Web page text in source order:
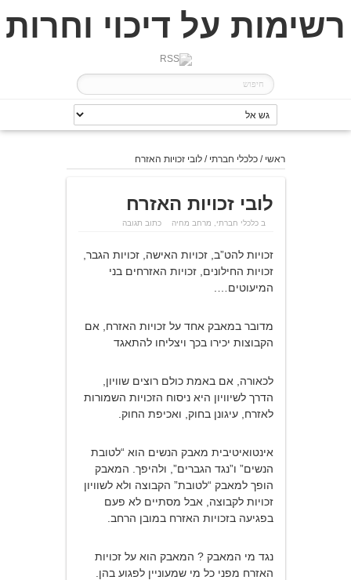
רשימות על דיכוי וחרות
ראשי /כלכלי חברתי /לובי זכויות האזרח
לובי זכויות האזרח
בכלכלי חברתי מרחב מחיה כתוב תגובה
זכויות להט”ב, זכויות האישה, זכויות הגבר,
זכויות החילונים, זכויות האזרחים בני
המיעוטים….
מדובר במאבק אחד על זכויות האזרח, אם
הקבוצות יכירו בכך ויצליחו להתאגד
לכאורה, אם באמת כולם רוצים שוויון,
הדרך לשיוויון היא ניסוח הזכויות השמורות
לאזרח, עיגונן בחוק, ואכיפת החוק.
אינטואיטיבית מאבק הנשים הוא “לטובת
הנשים” ו”נגד הגברים”, ולהיפך. המאבק
הופך למאבק “לטובת” הקבוצה ולא לשוויון
זכויות לקבוצה, אבל מסתיים לא פעם
בפגיעה בזכויות האזרח במובן הרחב.
נגד מי המאבק ? המאבק הוא על זכויות
האזרח מפני כל מי שמעוניין לפגוע בהן.